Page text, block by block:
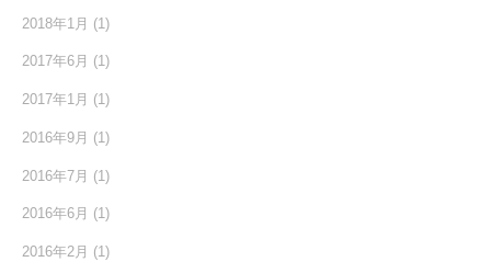
2018年1月 (1)
2017年6月 (1)
2017年1月 (1)
2016年9月 (1)
2016年7月 (1)
2016年6月 (1)
2016年2月 (1)